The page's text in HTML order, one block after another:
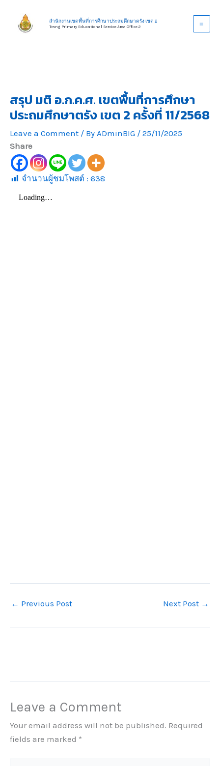
content
สำนักงานเขตพื้นที่การศึกษาประถมศึกษาตรัง เขต 2
Trang Primary Educational Service Area Office 2
สรุป มติ อ.ก.ค.ศ. เขตพื้นที่การศึกษา
ประถมศึกษาตรัง เขต 2 ครั้งที่ 11/2568
Leave a Comment / By ADminBIG / 25/11/2025
Share
จำนวนผู้ชมโพสต์ : 638
← Previous Post Next Post →
Leave a Comment
Your email address will not be published. Required
fields are marked *